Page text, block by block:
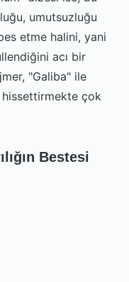
umutsuzluğu
etme halini, yani
acı bir
"Galiba" ile
çok
Bestesi